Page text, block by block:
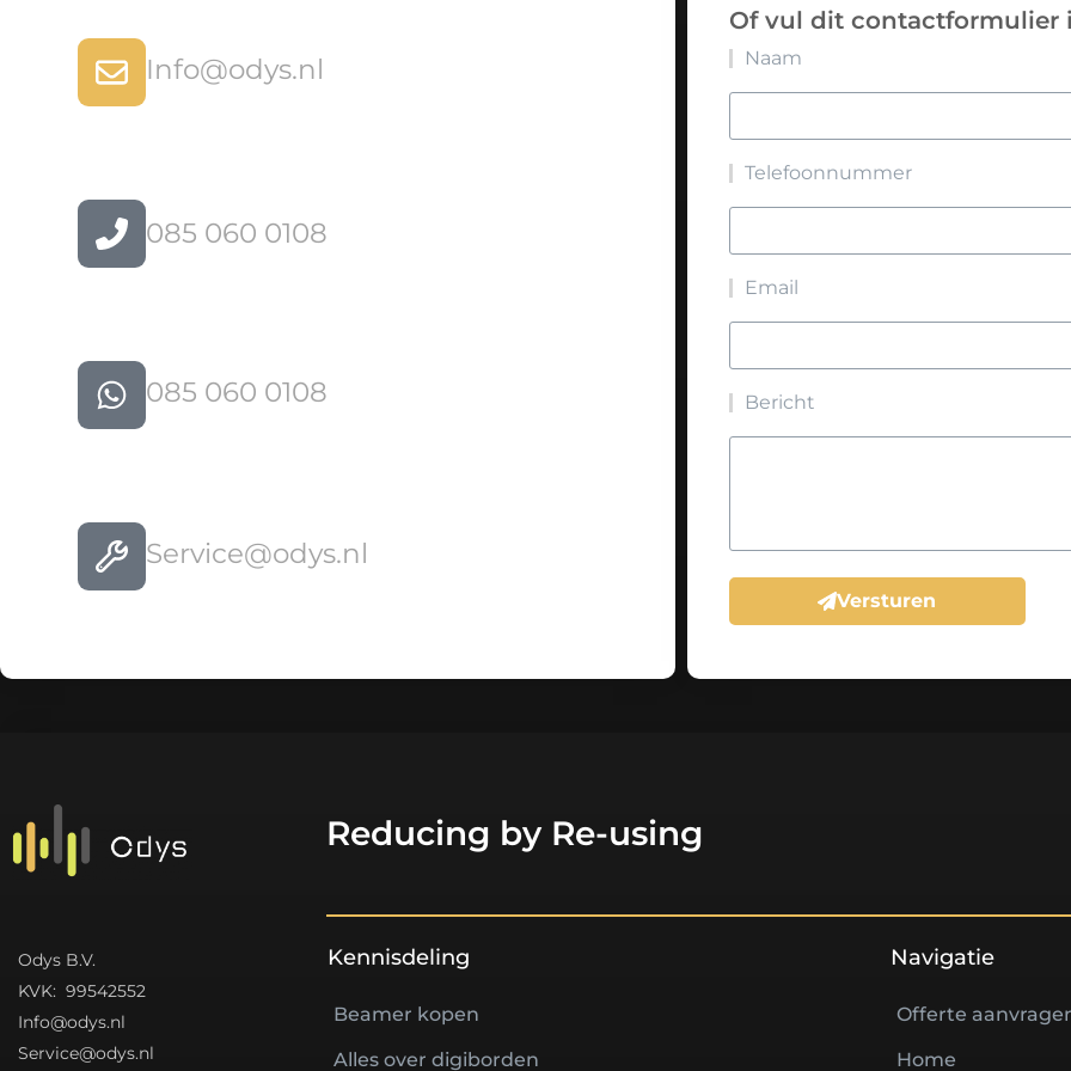
Info@odys.nl
085 060 0108
085 060 0108
Service@odys.nl
Of vul dit contactformulier
Naam
Telefoonnummer
Email
Bericht
Versturen
Reducing by Re-using
Odys B.V.
KVK: 99542552
Info@odys.nl
Service@odys.nl
Kennisdeling
Beamer kopen
Alles over digiborden
Navigatie
Offerte
Home